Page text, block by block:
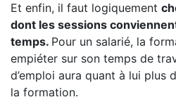
Et enfin, il faut logiquement
dont les sessions
temps. Pour un salarié, la
empiéter sur son temps de
d’emploi aura quant à lui plus
la formation.